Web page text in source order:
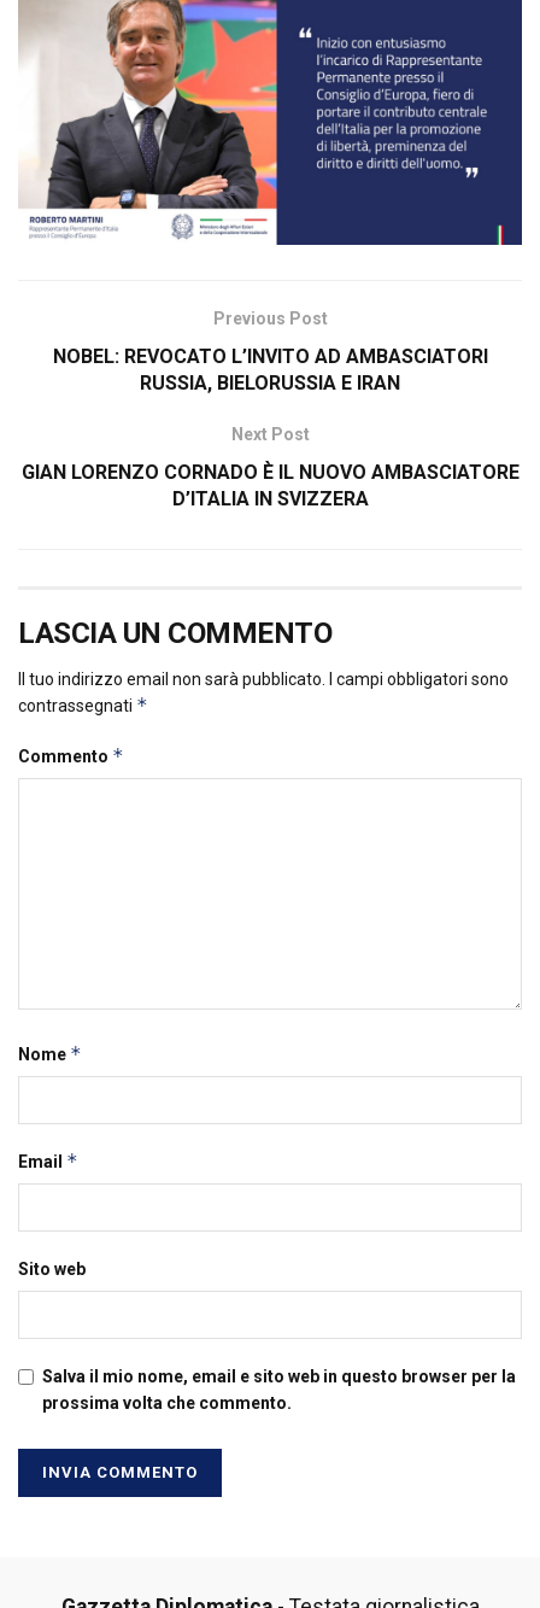
Previous Post
NOBEL: REVOCATO L’INVITO AD AMBASCIATORI
RUSSIA, BIELORUSSIA E IRAN
Next Post
GIAN LORENZO CORNADO È IL NUOVO AMBASCIATORE
D’ITALIA IN SVIZZERA
LASCIA UN COMMENTO
Il tuo indirizzo email non sarà pubblicato.
I campi obbligatori sono
contrassegnati *
Commento *
Nome *
Email *
Sito web
Salva il mio nome, email e sito web in questo browser per la
prossima volta che commento.